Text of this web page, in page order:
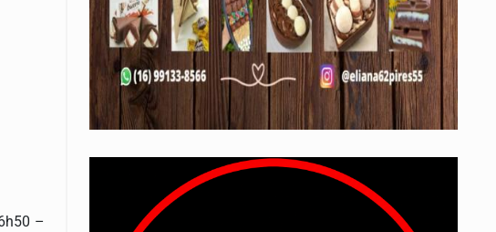
–